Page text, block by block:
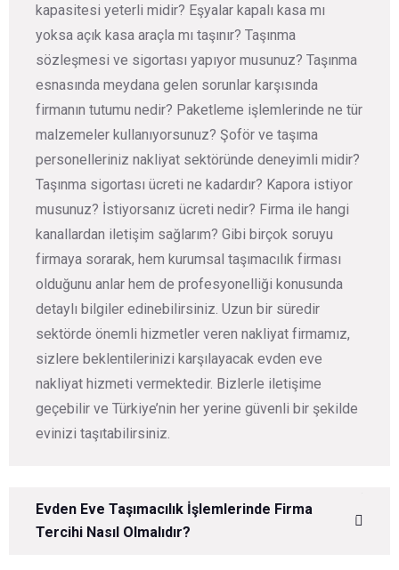
kapasitesi yeterli midir? Eşyalar kapalı kasa mı
yoksa açık kasa araçla mı taşınır? Taşınma
sözleşmesi ve sigortası yapıyor musunuz? Taşınma
esnasında meydana gelen sorunlar karşısında
firmanın tutumu nedir? Paketleme işlemlerinde ne tür
malzemeler kullanıyorsunuz? Şoför ve taşıma
personelleriniz nakliyat sektöründe deneyimli midir?
Taşınma sigortası ücreti ne kadardır? Kapora istiyor
musunuz? İstiyorsanız ücreti nedir? Firma ile hangi
kanallardan iletişim sağlarım? Gibi birçok soruyu
firmaya sorarak, hem kurumsal taşımacılık firması
olduğunu anlar hem de profesyonelliği konusunda
detaylı bilgiler edinebilirsiniz. Uzun bir süredir
sektörde önemli hizmetler veren nakliyat firmamız,
sizlere beklentilerinizi karşılayacak evden eve
nakliyat hizmeti vermektedir. Bizlerle iletişime
geçebilir ve Türkiye’nin her yerine güvenli bir şekilde
evinizi taşıtabilirsiniz.
Evden Eve Taşımacılık İşlemlerinde Firma
Tercihi Nasıl Olmalıdır?